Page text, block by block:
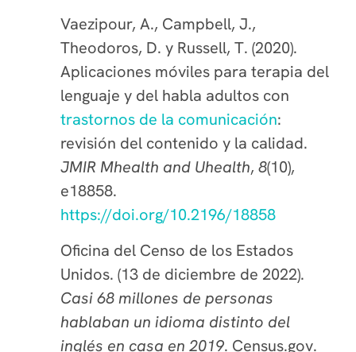
Vaezipour, A., Campbell, J.,
Theodoros, D. y Russell, T. (2020).
Aplicaciones móviles para terapia del
lenguaje y del habla adultos con
trastornos de la comunicación:
revisión del contenido y la calidad.
JMIR Mhealth and Uhealth, 8(10),
e18858.
https://doi.org/10.2196/18858
Oficina del Censo de los Estados
Unidos. (13 de diciembre de 2022).
Casi 68 millones de personas
hablaban un idioma distinto del
inglés en casa en 2019. Census.gov.